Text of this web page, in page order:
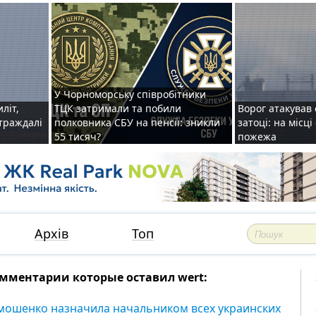
У Чорноморську співробітники
ТЦК затримали та побили
полковника СБУ на пенсії: зникли
55 тисяч?
Ворог
затоці: на
пожежа
Архів Топ
которые оставил wert:
назначила начальником всех украинских